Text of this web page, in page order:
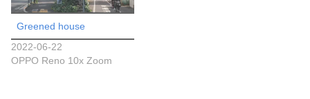
Greened house
2022-06-22
OPPO Reno 10x Zoom